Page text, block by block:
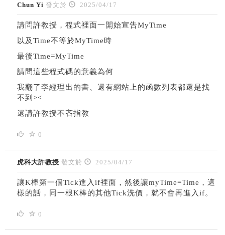
Chun Yi 發文於 2025/04/17
請問許教授，程式裡面一開始宣告MyTime
以及Time不等於MyTime時
最後Time=MyTime
請問這些程式碼的意義為何
我翻了李經理出的書、還有網站上的函數列表都還是找
不到><
還請許教授不吝指教
0
虎科大許教授 發文於 2025/04/17
讓K棒第一個Tick進入if裡面，然後讓myTime=Time，這
樣的話，同一根K棒的其他Tick洗價，就不會再進入if。
0